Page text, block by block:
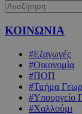
ΚΟΙΝΩΝΙΑ
#Εξαγωγές
#Οικονομία
#ΠΟΠ
#Τμήμα
#Υπουργείο
#Χαλλούμι